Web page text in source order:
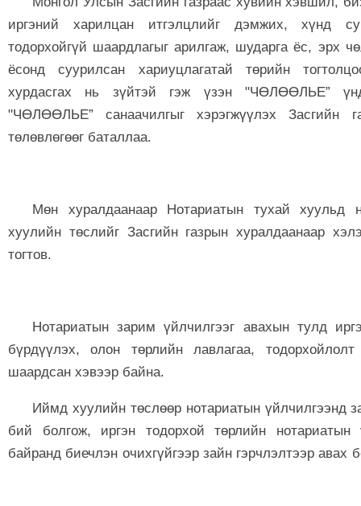
иргэний харилцан итгэлцлийг дэмжих, хүнд
тодорхойгүй шаардлагыг арилгаж, шударга ёс, эрх
ёсонд суурилсан хариуцлагатай төрийн
хурдасгах нь зүйтэй гэж үзэн "ЧӨЛӨӨЛЬЕ”
"ЧӨЛӨӨЛЬЕ” санаачилгыг хэрэгжүүлэх Засгийн
төлөвлөгөөг баталлаа.
Мөн хуралдаанаар Нотариатын тухай хуульд
хуулийн төслийг Засгийн газрын хуралдаанаар
тогтов.
Нотариатын зарим үйлчилгээг авахын тулд
бүрдүүлэх, олон төрлийн лавлагаа,
шаардсан хэвээр байна.
Иймд хуулийн төслөөр нотариатын үйлчилгээнд
бий болгож, иргэн тодорхой төрлийн нотариатын
байранд биечлэн очихгүйгээр зайн гэрчлэлтээр авах